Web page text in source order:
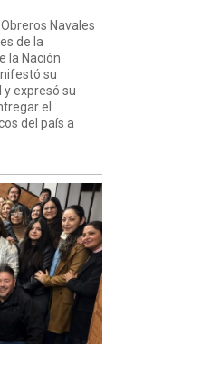
Navales
de la
la Nación
su
expresó su
el
del país a